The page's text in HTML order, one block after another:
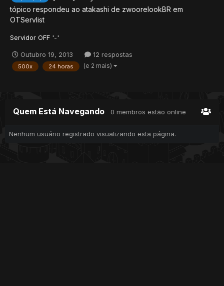
tópico respondeu ao atakashi de zwoorelookBR em
OTServlist
Servidor OFF '-'
Outubro 19, 2013 12 respostas
500x 24 horas (e 2 mais)
Quem Está Navegando 0 membros estão online
Nenhum usuário registrado visualizando esta página.